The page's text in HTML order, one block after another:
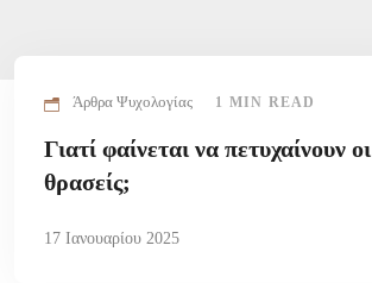
Άρθρα Ψυχολογίας 1 MIN READ
Γιατί φαίνεται να πετυχαίνουν οι
θρασείς;
17 Ιανουαρίου 2025